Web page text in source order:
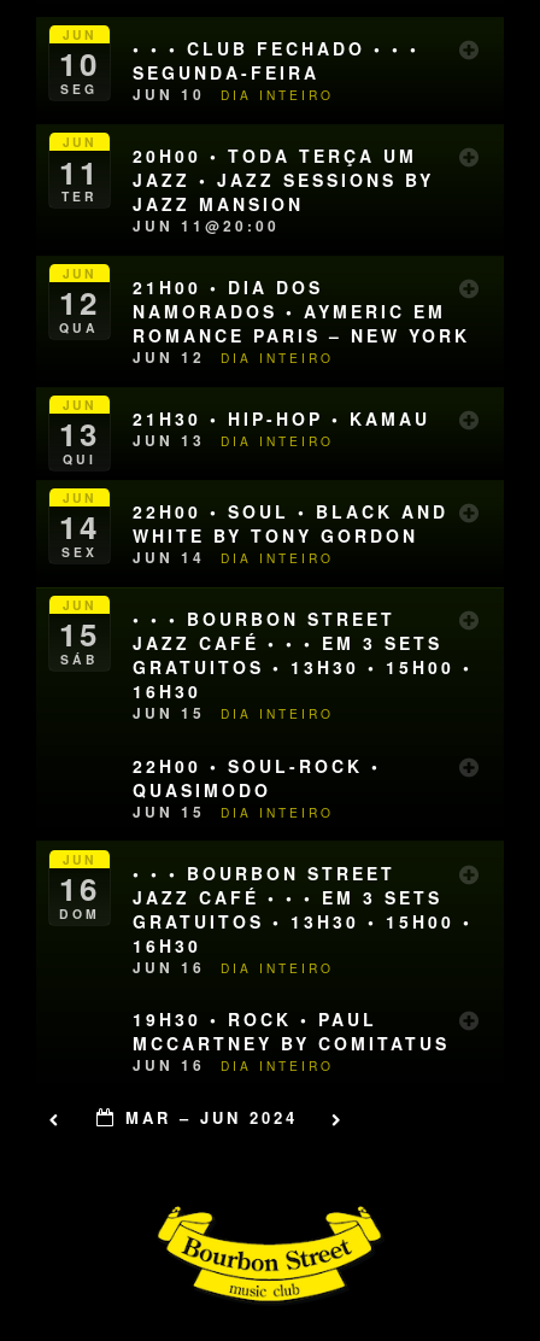
JUN
10
SEG
• • • CLUB FECHADO • • •
SEGUNDA-FEIRA
JUN 10 DIA INTEIRO
JUN
11
TER
20H00 • TODA TERÇA UM
JAZZ • JAZZ SESSIONS BY
JAZZ MANSION
JUN 11@20:00
JUN
12
QUA
21H00 • DIA DOS
NAMORADOS • AYMERIC EM
ROMANCE PARIS – NEW YORK
JUN 12 DIA INTEIRO
JUN
13
QUI
21H30 • HIP-HOP • KAMAU
JUN 13 DIA INTEIRO
JUN
14
SEX
22H00 • SOUL • BLACK AND
WHITE BY TONY GORDON
JUN 14 DIA INTEIRO
JUN
15
SÁB
• • • BOURBON STREET
JAZZ CAFÉ • • • EM 3 SETS
GRATUITOS • 13H30 • 15H00 •
16H30
JUN 15 DIA INTEIRO
22H00 • SOUL-ROCK •
QUASIMODO
JUN 15 DIA INTEIRO
JUN
16
DOM
• • • BOURBON STREET
JAZZ CAFÉ • • • EM 3 SETS
GRATUITOS • 13H30 • 15H00 •
16H30
JUN 16 DIA INTEIRO
19H30 • ROCK • PAUL
MCCARTNEY BY COMITATUS
JUN 16 DIA INTEIRO
MAR – JUN 2024